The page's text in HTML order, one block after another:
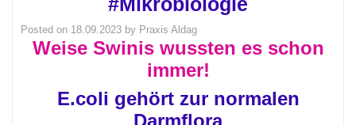
Posted on 18.09.2023 by Praxis Aldag
Weise Swinis wussten es schon
immer!
E.coli gehört zur normalen